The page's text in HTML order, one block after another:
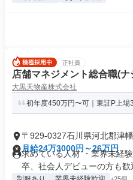
正社員
店舗マネジメント総合職(
大黒天物産株式会社
初年度450万円〜可｜東証P上
〒929-0327石川県河北郡津
月給24万3000円～26万円
求めている人材 ・業界未経
卒、社会人デビューの方も歓